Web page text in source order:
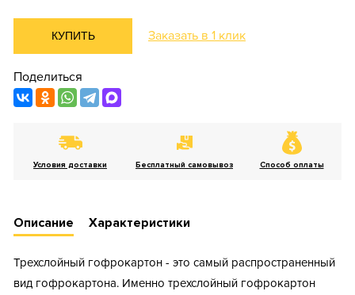
КУПИТЬ Заказать в 1 клик
Поделиться
Условия доставки Бесплатный самовывоз Способ оплаты
Описание Характеристики
Трехслойный гофрокартон - это самый распространенный
вид гофрокартона. Именно трехслойный гофрокартон